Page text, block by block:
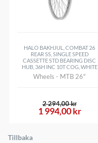
HALO BAKHJUL, COMBAT 26
REAR SS, SINGLE SPEED
CASSETTE STD BEARING DISC
HUB, 36H INC 10T COG, WHITE
Wheels - MTB 26"
1 994,00 kr
2 294,00 kr
Tillbaka